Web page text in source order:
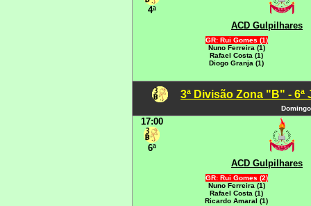
4ª
ACD Gulpilhares
GR: Rui Gomes (1)
Nuno Ferreira (1)
Rafael Costa (1)
Diogo Granja (1)
3ª Divisão Zona "B" - 6ª
17:00
6ª
ACD Gulpilhares
GR: Rui Gomes (2)
Nuno Ferreira (1)
Rafael Costa (1)
Ricardo Amaral (1)